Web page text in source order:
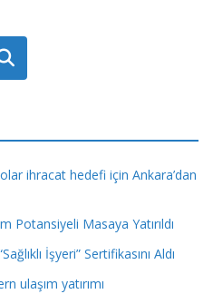
ihracat hedefi için Ankara’dan
Potansiyeli Masaya Yatırıldı
İşyeri” Sertifikasını Aldı
ulaşım yatırımı